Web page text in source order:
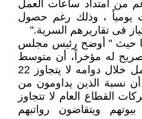
من امتداد ساعات العمل
7 - 8 ساعات يومياً ، وذلك رغم حصول
حيث " أوضح رئيس مجلس
له مؤخراً، أن متوسط
ما يقوم به الموظف من عمل خلال دوامه لا يتجاوز 22
أن نسبة الذين يداومون من
القطاع العام لا تتجاوز
بيوتهم ويتقاضون رواتبهم